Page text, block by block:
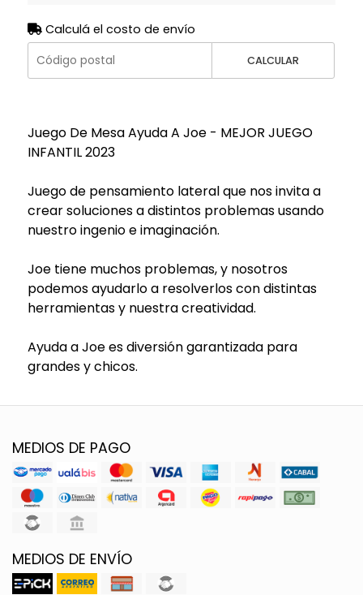
Calculá el costo de envío
CALCULAR
Juego De Mesa Ayuda A Joe - MEJOR JUEGO
INFANTIL 2023
Juego de pensamiento lateral que nos invita a
crear soluciones a distintos problemas usando
nuestro ingenio e imaginación.
Joe tiene muchos problemas, y nosotros
podemos ayudarlo a resolverlos con distintas
herramientas y nuestra creatividad.
Ayuda a Joe es diversión garantizada para
grandes y chicos.
MEDIOS DE PAGO
MEDIOS DE ENVÍO